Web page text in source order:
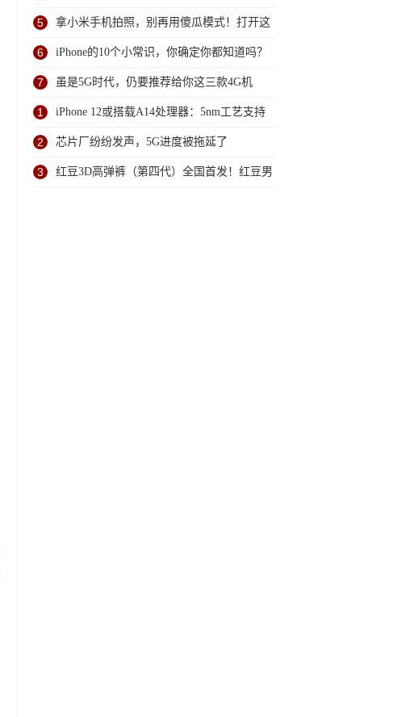
助手
5 拿小米手机拍照，别再用傻瓜模式！打开这
三个功能，效果直追单反
6 iPhone的10个小常识，你确定你都知道吗？
7 虽是5G时代，仍要推荐给你这三款4G机
型，可使用三年不落伍
1 iPhone 12或搭载A14处理器：5nm工艺支持
5G售价再涨
2 芯片厂纷纷发声，5G进度被拖延了
3 红豆3D高弹裤（第四代）全国首发！红豆男